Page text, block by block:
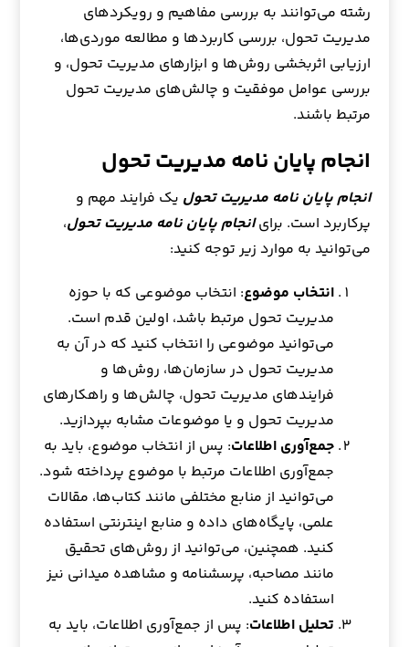
رشته می‌توانند به بررسی مفاهیم و رویکردهای
مدیریت تحول، بررسی کاربردها و مطالعه موردی‌ها،
ارزیابی اثربخشی روش‌ها و ابزارهای مدیریت تحول، و
بررسی عوامل موفقیت و چالش‌های مدیریت تحول
مرتبط باشند.
انجام پایان نامه مدیریت تحول
انجام پایان نامه مدیریت تحول یک فرایند مهم و
پرکاربرد است. برایانجام پایان نامه مدیریت تحول،
می‌توانید به موارد زیر توجه کنید:
انتخاب موضوع: انتخاب موضوعی که با حوزه
مدیریت تحول مرتبط باشد، اولین قدم است.
می‌توانید موضوعی را انتخاب کنید که در آن به
مدیریت تحول در سازمان‌ها، روش‌ها و
فرایندهای مدیریت تحول، چالش‌ها و راهکارهای
مدیریت تحول و یا موضوعات مشابه بپردازید.
جمع‌آوری اطلاعات: پس از انتخاب موضوع، باید به
جمع‌آوری اطلاعات مرتبط با موضوع پرداخته شود.
می‌توانید از منابع مختلفی مانند کتاب‌ها، مقالات
علمی، پایگاه‌های داده و منابع اینترنتی استفاده
کنید. همچنین، می‌توانید از روش‌های تحقیق
مانند مصاحبه، پرسشنامه و مشاهده میدانی نیز
استفاده کنید.
تحلیل اطلاعات: پس از جمع‌آوری اطلاعات، باید به